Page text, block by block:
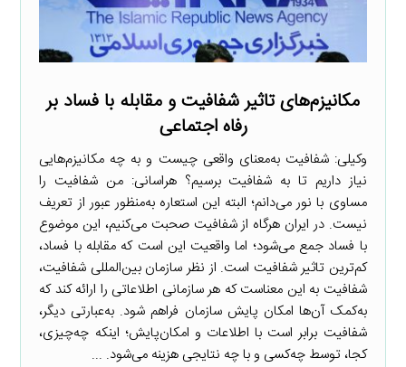
مکانیزم‌های تاثیر شفافیت و مقابله با فساد بر
رفاه اجتماعی
وکیلی: شفافیت به‌معنای واقعی چیست و به چه مکانیزم‌هایی
نیاز داریم تا به شفافیت برسیم؟ هراسانی: من شفافیت را
مساوی با نور می‌دانم؛ البته این استعاره به‌منظور عبور از تعریف
نیست. در ایران هرگاه از شفافیت صحبت می‌کنیم، این موضوع
با فساد جمع می‌شود؛ اما واقعیت این است که مقابله با فساد،
کم‌ترین تاثیر شفافیت است. از نظر سازمان بین‌المللی شفافیت،
شفافیت به این معناست که هر سازمانی اطلاعاتی را ارائه کند که
به‌کمک آن‌ها امکان پایش سازمان فراهم شود. به‌عبارتی دیگر،
شفافیت برابر است با اطلاعات و امکان‌پایش؛ اینکه چه‌چیزی،
کجا، توسط چه‌کسی و با چه نتایجی هزینه می‌شود. ...